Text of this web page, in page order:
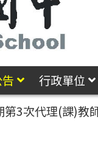
行政單位
3次代理(課)教